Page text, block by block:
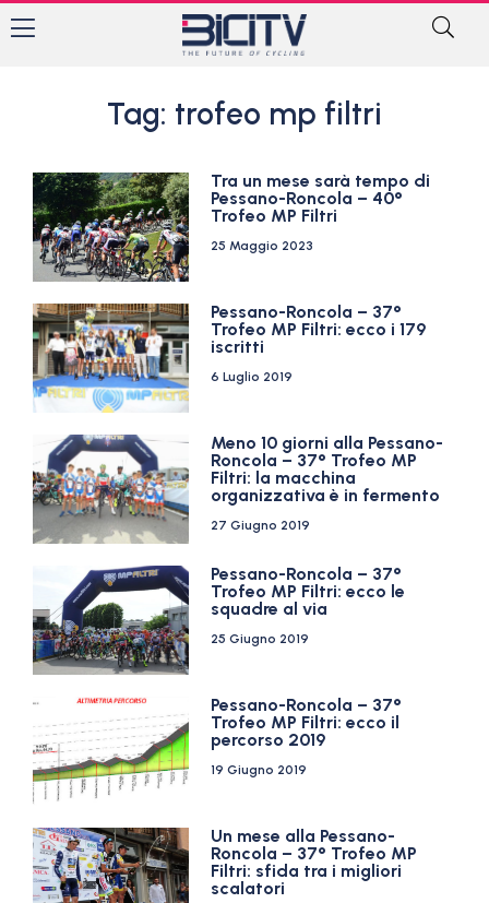
Tag: trofeo mp filtri
Tra un mese sarà tempo di
Pessano-Roncola – 40°
Trofeo MP Filtri
25 Maggio 2023
Pessano-Roncola – 37°
Trofeo MP Filtri: ecco i 179
iscritti
6 Luglio 2019
Meno 10 giorni alla Pessano-
Roncola – 37° Trofeo MP
Filtri: la macchina
organizzativa è in fermento
27 Giugno 2019
Pessano-Roncola – 37°
Trofeo MP Filtri: ecco le
squadre al via
25 Giugno 2019
Pessano-Roncola – 37°
Trofeo MP Filtri: ecco il
percorso 2019
19 Giugno 2019
Un mese alla Pessano-
Roncola – 37° Trofeo MP
Filtri: sfida tra i migliori
scalatori